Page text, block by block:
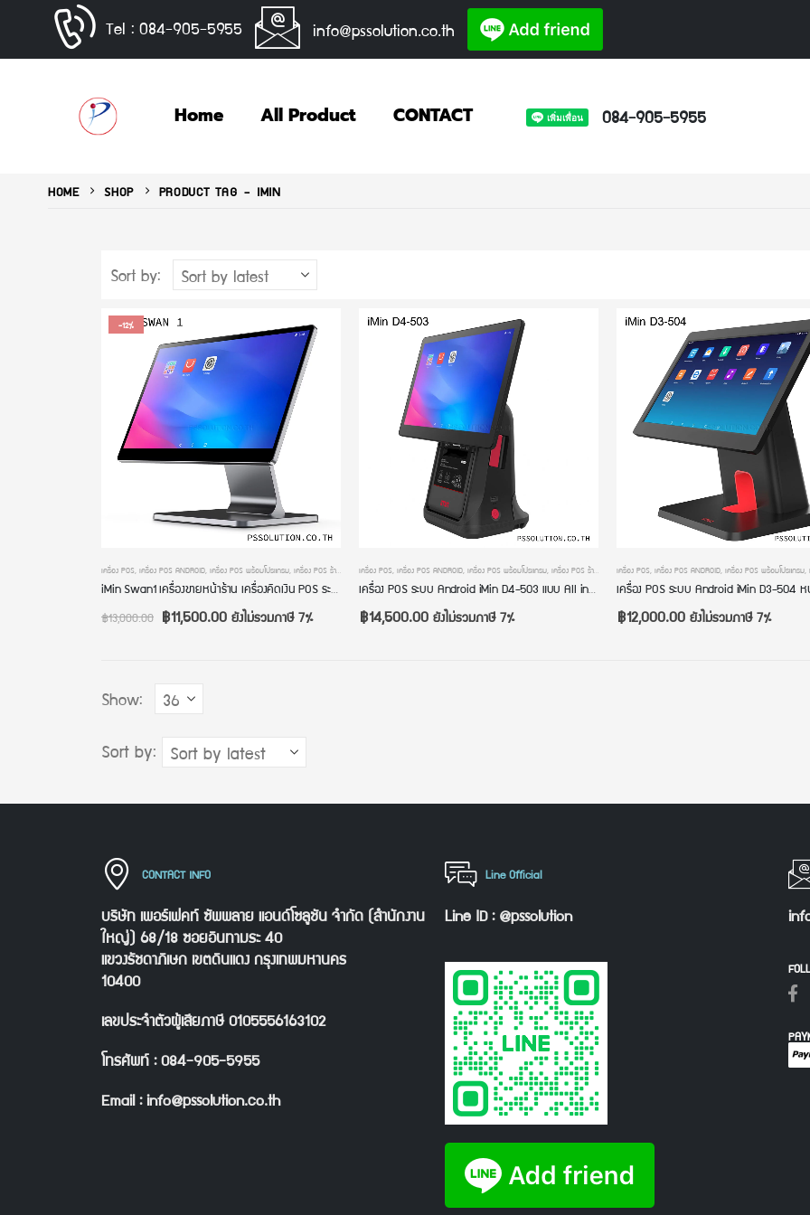
Tel : 084-905-5955 info@pssolution.co.th
Home All Product CONTACT 084-905-5955
HOME SHOP PRODUCT TAG - IMIN
Sort by:
-12%
เครื่อง POS,เครื่อง POS ANDROID,เครื่อง POS พร้อมโปรแกรม,เครื่อง POS ร้านค้าปลีก ,เครื่องคิดเงิน POS,เครื่องคิดเงินร้านกาแฟ,เครื่องคิดเงินร้านค้าปลีก,เครื่องคิดเงินร้านอาหาร
iMin Swan1 เครื่องขายหน้าร้าน เครื่องคิดเงิน POS ระบบ Android หน้าจอใหญ่ขนาด 15.6 นิ้ว RAM 2GB ROM 16GB แอนดรอย์เวอร์ชัน 11
฿13,000.00 ฿11,500.00ยังไม่รวมภาษี 7%
เครื่อง POS,เครื่อง POS ANDROID,เครื่อง POS พร้อมโปรแกรม,เครื่อง POS ร้านค้าปลีก ,เครื่องคิดเงิน POS,เครื่องคิดเงินร้านกาแฟ,เครื่องคิดเงินร้านค้าป
เครื่อง POS ระบบ Android iMin D4-503 แบบ All in one มีเครื่องพิมพ์ในตัว หน้าจอขนาด 15.6 นิ้ว Android 11 พร้อมโปรแกรม เครื่องคิดเงินร้านอาหาร เครื่องคิดเงินร้านกาแฟ เครื่องคิดเงินร้านค้าปลีก
฿14,500.00ยังไม่รวมภาษี 7%
เครื่อง POS,เครื่อง POS ANDROID,เครื่อง POS พร้อมโปรแกรม,
฿12,000.00ยังไม่รวมภาษี 7%
Show:
Sort by:
CONTACT INFO
บริษัท เพอร์เฟคท์ ซัพพลาย แอนด์โซลูชัน จำกัด (สำนักงาน
ใหญ่) 68/18 ซอยอินทามระ 40
แขวงรัชดาภิเษก เขตดินแดง กรุงเทพมหานคร
10400
เลขประจำตัวผู้เสียภาษี 0105556163102
โทรศัพท์ : 084-905-5955
Email : info@pssolution.co.th
Line Official
Line ID : @pssolution